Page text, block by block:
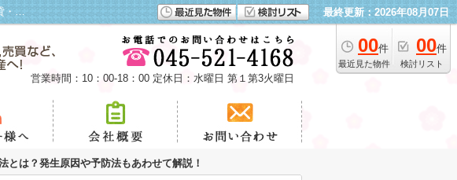
賃貸物件でのコバエ駆除の方法とは？発生原因や予防法もあわせて解説！｜横浜市・鶴見区の賃貸・不動産管理は依田不動産 最終更新：2026年08月07日
00件
最近見た物件
00件
検討リスト
営業時間：10：00-18：00 定休日：水曜日 第１第3火曜日
とは？発生原因や予防法もあわせて解説！